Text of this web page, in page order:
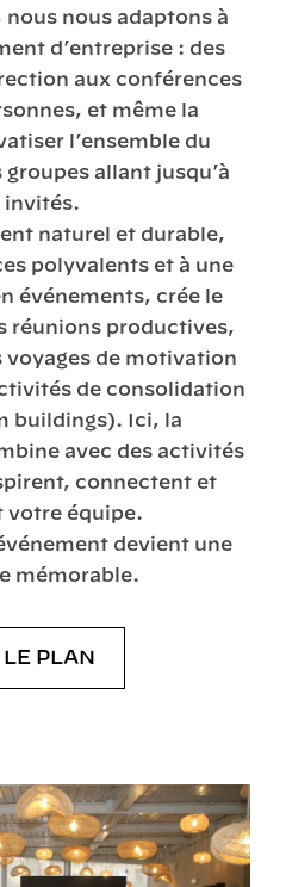
nous nous adaptons à
d’entreprise : des
aux conférences
et même la
l’ensemble du
allant jusqu’à
invités.
naturel et durable,
polyvalents et à une
événements, crée le
réunions productives,
voyages de motivation
de consolidation
buildings). Ici, la
avec des activités
connectent et
votre équipe.
devient une
mémorable.
PLAN